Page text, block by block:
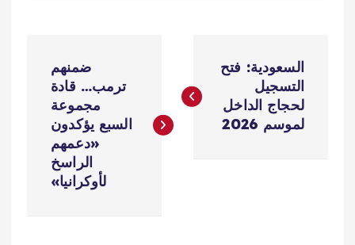
ص
السعودية: فتح
التسجيل
لحجاج الداخل
لموسم 2026
ضمنهم
ترمب… قادة
مجموعة
السبع يؤكدون
«دعمهم
الراسخ
لأوكرانيا»